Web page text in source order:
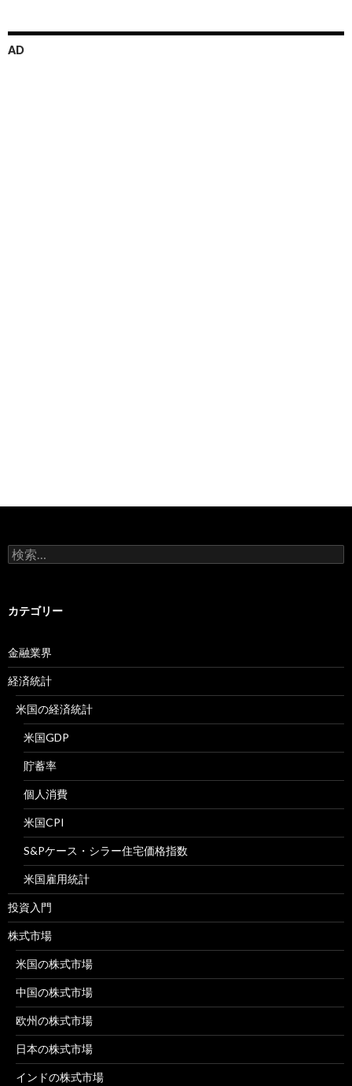
AD
検
索:
カテゴリー
金融業界
経済統計
米国の経済統計
米国GDP
貯蓄率
個人消費
米国CPI
S&Pケース・シラー住宅価格指数
米国雇用統計
投資入門
株式市場
米国の株式市場
中国の株式市場
欧州の株式市場
日本の株式市場
インドの株式市場